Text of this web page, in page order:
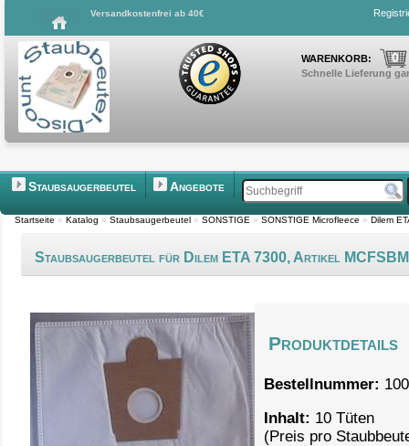
Versandkostenfrei ab 40€
WARENKORB: 0
Schnelle Lieferung
Staubsaugerbeutel Angebote
Startseite » Katalog » Staubsaugerbeutel » SONSTIGE » SONSTIGE Microfleece » Dilem
Staubsaugerbeutel für Dilem ETA 7300, Artikel
Produktdetails
Bestellnummer:
Inhalt: 10 Tüten
(Preis pro